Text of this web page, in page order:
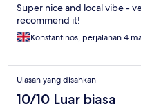
Super nice and local vibe -
recommend it!
Konstantinos, perjalanan 4
Ulasan yang disahkan
10/10 Luar biasa